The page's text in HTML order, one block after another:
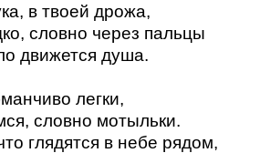
в твоей дрожа,
словно через пальцы
движется душа.
легки,
словно мотыльки.
глядятся в небе рядом,